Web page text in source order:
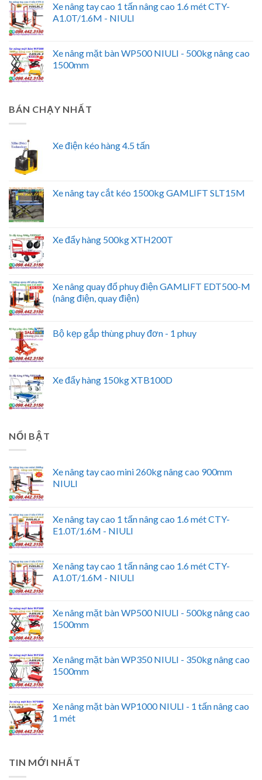
Xe nâng tay cao 1 tấn nâng cao 1.6 mét CTY-
A1.0T/1.6M - NIULI
Xe nâng mặt bàn WP500 NIULI - 500kg nâng cao
1500mm
BÁN CHẠY NHẤT
Xe điện kéo hàng 4.5 tấn
Xe nâng tay cắt kéo 1500kg GAMLIFT SLT15M
Xe đẩy hàng 500kg XTH200T
Xe nâng quay đổ phuy điện GAMLIFT EDT500-M
(nâng điện, quay điện)
Bộ kẹp gắp thùng phuy đơn - 1 phuy
Xe đẩy hàng 150kg XTB100D
NỔI BẬT
Xe nâng tay cao mini 260kg nâng cao 900mm
NIULI
Xe nâng tay cao 1 tấn nâng cao 1.6 mét CTY-
E1.0T/1.6M - NIULI
Xe nâng tay cao 1 tấn nâng cao 1.6 mét CTY-
A1.0T/1.6M - NIULI
Xe nâng mặt bàn WP500 NIULI - 500kg nâng cao
1500mm
Xe nâng mặt bàn WP350 NIULI - 350kg nâng cao
1500mm
Xe nâng mặt bàn WP1000 NIULI - 1 tấn nâng cao
1 mét
TIN MỚI NHẤT